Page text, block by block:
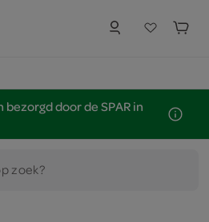
door de SPAR in
zoek?